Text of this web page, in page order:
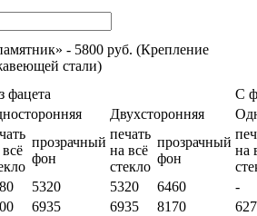
- 5800 руб. (Крепление
стали)
фацета
С
Двухсторонняя
прозрачный
фон
печать
на всё
стекло
прозрачный
фон
на
5320 5320 6460
-
6935 6935 8170